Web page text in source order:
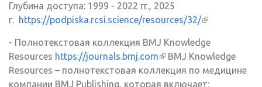
Глубина доступа: 1999 - 2022 гг., 2025
г. https://podpiska.rcsi.science/resources/32/(внешняя
- Полнотекстовая коллекция BMJ Knowledge
Resources https://journals.bmj.com(внешняя ссылка)
BMJ Knowledge
Resources – полнотекстовая коллекция по медицине
компании BMJ Publishing, которая включает: